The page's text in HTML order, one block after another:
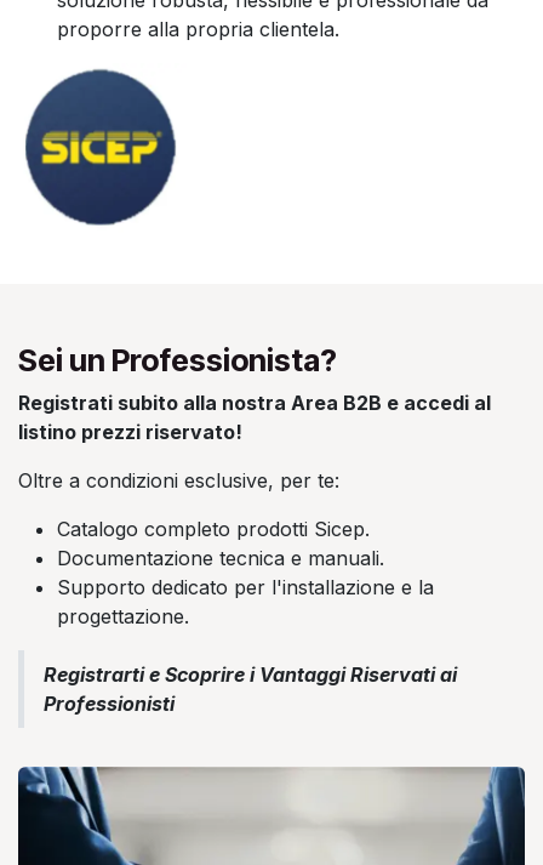
proporre alla propria clientela.
Sei un Professionista?
Registrati subito alla nostra Area B2B e accedi al
listino prezzi riservato!
Oltre a condizioni esclusive, per te:
Catalogo completo prodotti Sicep.
Documentazione tecnica e manuali.
Supporto dedicato per l'installazione e la
progettazione.
Registrarti e Scoprire i Vantaggi Riservati ai
Professionisti